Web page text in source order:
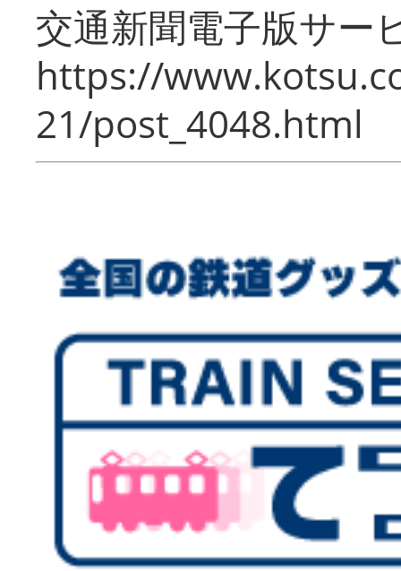
交通新聞電子版サー
https://
21/post_4048.html